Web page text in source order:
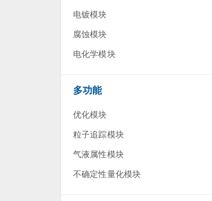
电镀模块
腐蚀模块
电化学模块
多功能
优化模块
粒子追踪模块
气液属性模块
不确定性量化模块